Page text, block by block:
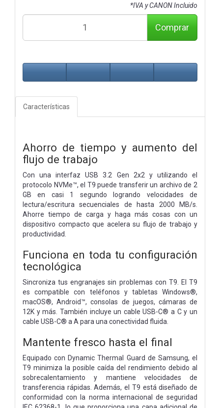
*IVA y CANON Incluido
Comprar
Características
Ahorro de tiempo y aumento del
flujo de trabajo
Con una interfaz USB 3.2 Gen 2x2 y utilizando el
protocolo NVMe™, el T9 puede transferir un archivo de 2
GB en casi 1 segundo logrando velocidades de
lectura/escritura secuenciales de hasta 2000 MB/s.
Ahorre tiempo de carga y haga más cosas con un
dispositivo compacto que acelera su flujo de trabajo y
productividad.
Funciona en toda tu configuración
tecnológica
Sincroniza tus engranajes sin problemas con T9. El T9
es compatible con teléfonos y tabletas Windows®,
macOS®, Android™, consolas de juegos, cámaras de
12K y más. También incluye un cable USB-C® a C y un
cable USB-C® a A para una conectividad fluida.
Mantente fresco hasta el final
Equipado con Dynamic Thermal Guard de Samsung, el
T9 minimiza la posible caída del rendimiento debido al
sobrecalentamiento y mantiene velocidades de
transferencia rápidas. Además, el T9 está diseñado de
conformidad con la norma internacional de seguridad